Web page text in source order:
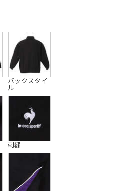
バックスタイ
ル
刺繍